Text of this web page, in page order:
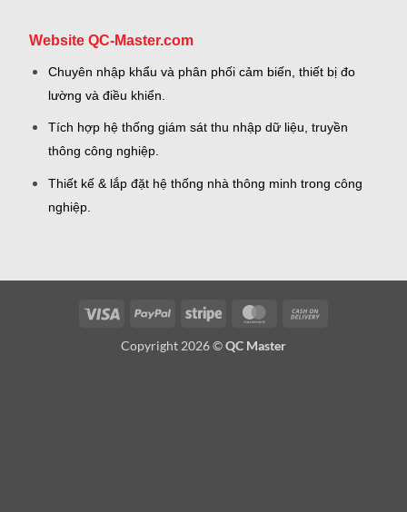
Website QC-Master.com
Chuyên nhập khẩu và phân phối cảm biến, thiết bị đo
lường và điều khiển.
Tích hợp hệ thống giám sát thu nhập dữ liệu, truyền
thông công nghiệp.
Thiết kế & lắp đặt hệ thống nhà thông minh trong công
nghiệp.
Visa PayPal Stripe MasterCard
Copyright 2026 ©QC Master